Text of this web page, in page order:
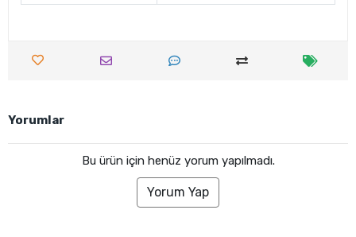
Yorumlar
Bu ürün için henüz yorum yapılmadı.
Yorum Yap